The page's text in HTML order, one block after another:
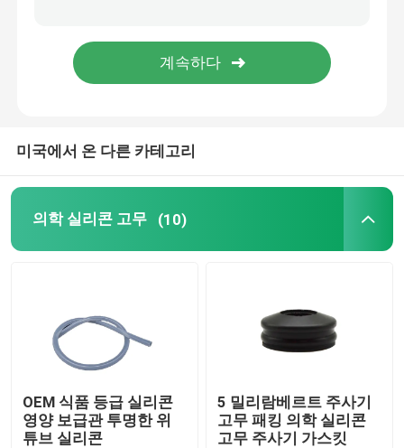
주입 튜브
고취 부속물
미국에서 온 다른 카테고리
의학 실리콘 고무 (10)
OEM 식품 등급 실리콘
영양 보급관 투명한 위
튜브 실리콘
5 밀리람베르트 주사기
고무 패킹 의학 실리콘
고무 주사기 가스킷